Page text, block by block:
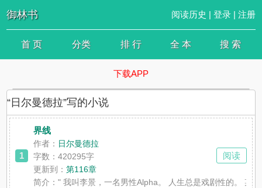
御林书 阅读历史 | 登录| 注册
首 页 分类 排 行 全 本 搜 索
下载APP
“日尔曼德拉”写的小说
1
界线
作者： 日尔曼德拉
字数：420295字
更新到：第116章
简介：" 我叫李景，一名男性Alpha。 人生总是戏剧性的。 某
阅读